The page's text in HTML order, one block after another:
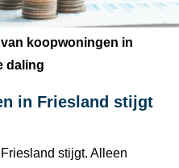
van koopwoningen in
daling
in Friesland stijgt
stijgt. Alleen